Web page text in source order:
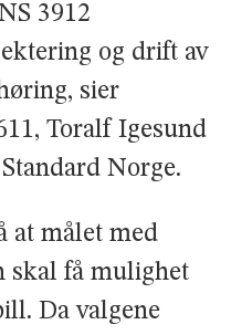
3912
og drift av
sier
Toralf Igesund
Norge.
at målet med
skal få mulighet
Da valgene